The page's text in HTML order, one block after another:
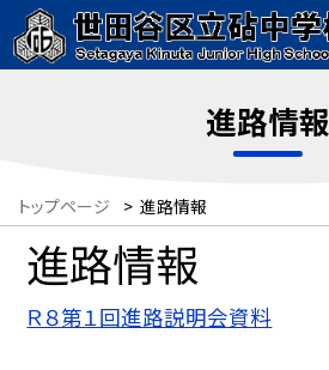
進路情報
トップページ > 進路情報
進路情報
Ｒ８第１回進路説明会資料